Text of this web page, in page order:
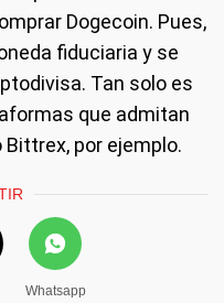
Dogecoin. Pues,
fiduciaria y se
Tan solo es
que admitan
por ejemplo.
Whatsapp